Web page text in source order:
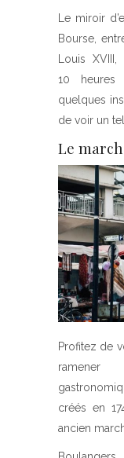
Le miroir
Bourse,
Louis
10 heures
quelques
de voir un
Le
Profitez de
créés en
ancien